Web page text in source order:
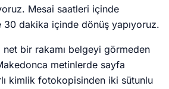
Mesai saatleri içinde
dakika içinde dönüş yapıyoruz.
net bir rakamı belgeyi görmeden
metinlerde sayfa
kimlik fotokopisinden iki sütunlu